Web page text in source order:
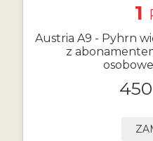
1
Austria A9 - Pyhrn
z